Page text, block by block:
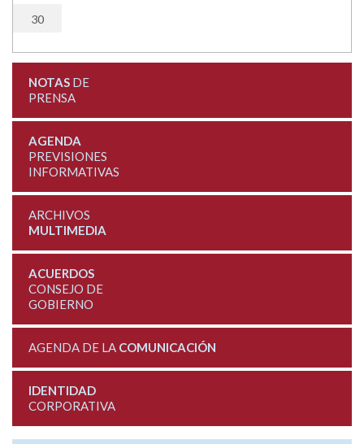
30
NOTASDE
PRENSA
AGENDA
PREVISIONES
INFORMATIVAS
ARCHIVOS
MULTIMEDIA
ACUERDOS
CONSEJO DE
GOBIERNO
AGENDA DE LA COMUNICACIÓN
IDENTIDAD
CORPORATIVA